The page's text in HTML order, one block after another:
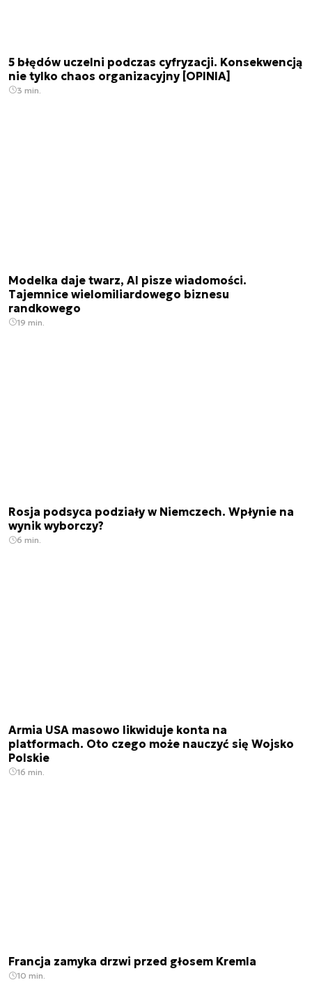
5 błędów uczelni podczas cyfryzacji. Konsekwencją
nie tylko chaos organizacyjny [OPINIA]
3 min.
Modelka daje twarz, AI pisze wiadomości.
Tajemnice wielomiliardowego biznesu
randkowego
19 min.
Rosja podsyca podziały w Niemczech. Wpłynie na
wynik wyborczy?
6 min.
Armia USA masowo likwiduje konta na
platformach. Oto czego może nauczyć się Wojsko
Polskie
16 min.
Francja zamyka drzwi przed głosem Kremla
10 min.